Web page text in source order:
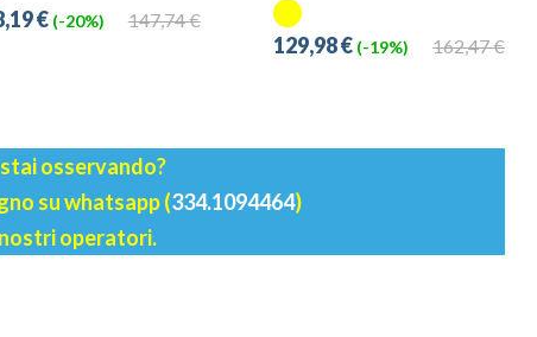
147,74 €
€ (-20%)
162,47 €
129,98 € (-19%)
osservando?
su whatsapp (334.1094464)
operatori.